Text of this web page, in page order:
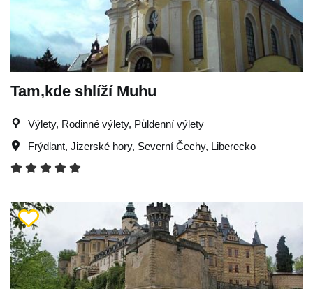
Tam,kde shlíží Muhu
Výlety, Rodinné výlety, Půldenní výlety
Frýdlant, Jizerské hory, Severní Čechy, Liberecko